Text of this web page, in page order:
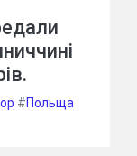
#Польща